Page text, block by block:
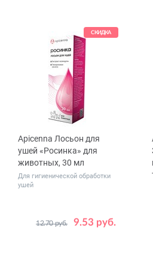
СКИДКА
Apicenna Лосьон для
ушей «Росинка» для
животных, 30 мл
Для гигиенической обработки
ушей
9.53 руб.
12.70 руб.